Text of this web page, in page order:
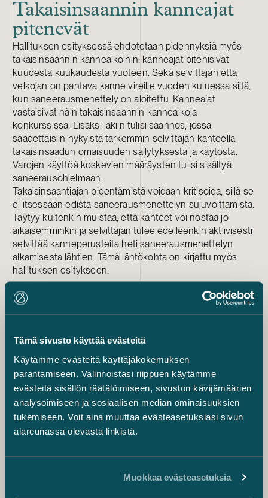
Tämä sivusto käyttää evästeitä
Käytämme evästeitä käyttäjäkokemuksen
parantamiseen. Valinnoistasi riippuen käytämme
evästeitä sisällön räätälöimiseen, sivuston kävijämäärien
analysoimiseen ja sosiaalisen median ominaisuuksien
tukemiseen. Voit aina muuttaa evästeasetuksiasi sivun
alareunassa olevasta linkistä.
Muokkaa evästeasetuksia
Takaisinsaannin kanneajat
pitenevät
Hallituksen esityksessä ehdotetaan pidennyksiä myös
takaisinsaannin kanneaikoihin: kanneajat pitenisivät
kuudesta kuukaudesta vuoteen. Sekä selvittäjän että
velkojan on pantava kanne vireille vuoden kuluessa siitä,
kun saneerausmenettely on aloitettu. Kanneajat
vastaisivat näin takaisinsaannin kanneaikoja
konkurssissa. Lisäksi lakiin tulisi säännös, jossa
säädettäisiin nykyistä tarkemmin selvittäjän kanteella
takaisinsaadun omaisuuden säilytyksestä ja käytöstä.
Varojen käyttöä koskevien määräysten tulisi sisältyä
saneerausohjelmaan.
Takaisinsaantiajan pidentämistä voidaan kritisoida, sillä se
ei itsessään edistä saneerausmenettelyn sujuvoittamista.
Täytyy kuitenkin muistaa, että kanteet voi nostaa jo
aikaisemminkin ja selvittäjän tulee edelleenkin aktiivisesti
selvittää kanneperusteita heti saneerausmenettelyn
alkamisesta lähtien. Tämä lähtökohta on kirjattu myös
hallituksen esitykseen.
Muita muutoksia
liitettyjä väärinkäytöksiä pyritään ehkäisemään sillä, että
konkurssihakemuksen käsittelyä jatketaan, jos
saneeraushakemus tulee samanaikaisesti vireille.
Konkurssihakemusta ei kuitenkaan saa ratkaista ennen
kuin päätös saneerausmenettelyn aloittamisesta on
tehty. Jos hakemus saneerausmenettelystä hylätään tai
saneerausmenettely määrätään muutoin lakkaamaan,
asian ratkaisemista tehdään hakemus velallisen